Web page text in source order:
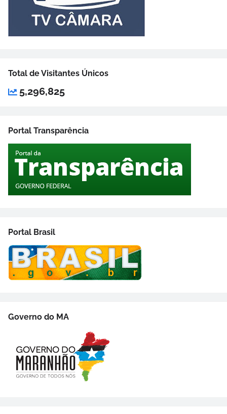
Total de Visitantes Únicos
5,296,825
Portal Transparência
Portal Brasil
Governo do MA